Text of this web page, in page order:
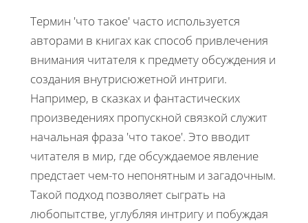
Термин 'что такое' часто используется
авторами в книгах как способ привлечения
внимания читателя к предмету обсуждения и
создания внутрисюжетной интриги.
Например, в сказках и фантастических
произведениях пропускной связкой служит
начальная фраза 'что такое'. Это вводит
читателя в мир, где обсуждаемое явление
предстает чем-то непонятным и загадочным.
Такой подход позволяет сыграть на
любопытстве, углубляя интригу и побуждая